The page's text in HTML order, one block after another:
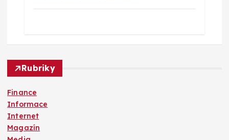
Rubriky
Finance
Informace
Internet
Magazín